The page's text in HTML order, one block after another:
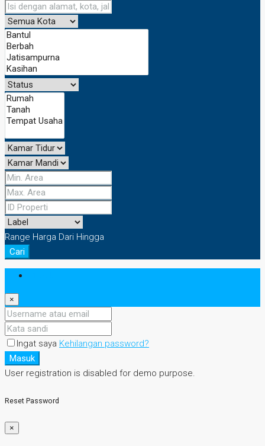
Range Harga Dari Hingga
Cari
×
Ingat saya Kehilangan password?
Masuk
User registration is disabled for demo purpose.
Reset Password
×